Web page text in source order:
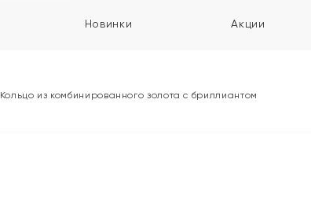
Новинки Акции
Кольцо из комбинированного золота с бриллиантом